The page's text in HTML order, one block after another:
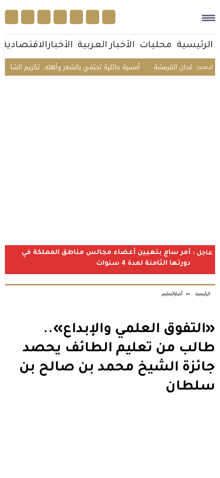
الرئيسية محليات الأخبار العربية الأخبارالاقتصادية
أخر الأخبار | أمسية حائلية تحتفي بالشعر وأهله.. تكريم الشاعر فقدان القرمشة
عاجل : أمر سامٍ بتعيين أعضاء مجالس مناطق المملكة في
دورتها الثامنة لمدة 4 سنوات
الرئيسية ← أخبارالتعليم
«التفوق العلمي والإبداع»..
طالب من تعليم الطائف يحصد
جائزة الشيخ محمد بن صالح بن
سلطان